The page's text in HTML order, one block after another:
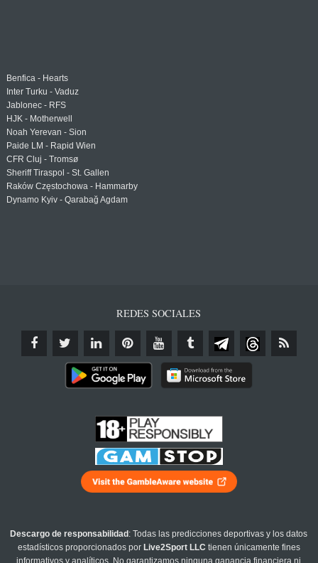
Benfica - Hearts
Inter Turku - Vaduz
Jablonec - RFS
HJK - Motherwell
Noah Yerevan - Sion
Paide LM - Rapid Wien
CFR Cluj - Tromsø
Sheriff Tiraspol - St. Gallen
Raków Częstochowa - Hammarby
Dynamo Kyiv - Qarabağ Agdam
REDES SOCIALES
Descargo de responsabilidad : Todas las predicciones deportivas y los datos
estadísticos proporcionados por Live2Sport LLC tienen únicamente fines